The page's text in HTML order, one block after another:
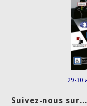
29-30
Suivez-nous sur...